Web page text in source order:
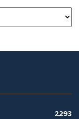
2293